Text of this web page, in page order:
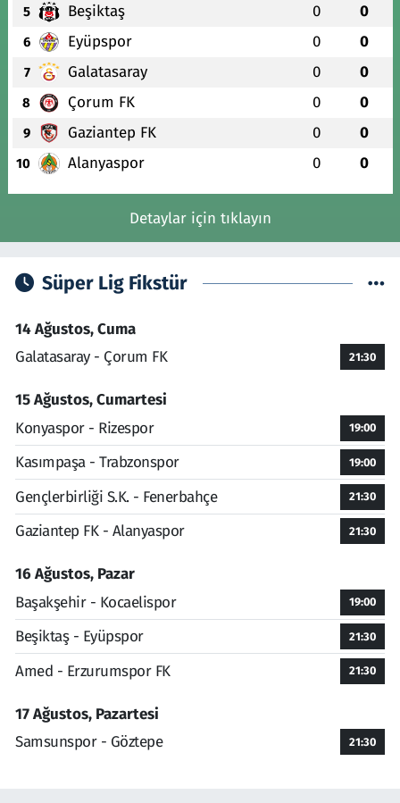
5 Beşiktaş 0 0
6 Eyüpspor 0 0
7 Galatasaray 0 0
8 Çorum FK 0 0
9 Gaziantep FK 0 0
10 Alanyaspor 0 0
Detaylar için tıklayın
Süper Lig Fikstür
14 Ağustos, Cuma
Galatasaray - Çorum FK
21:30
15 Ağustos, Cumartesi
Konyaspor - Rizespor
19:00
Kasımpaşa - Trabzonspor 19:00
Gençlerbirliği S.K. - Fenerbahçe 21:30
Gaziantep FK - Alanyaspor 21:30
16 Ağustos, Pazar
Başakşehir - Kocaelispor
19:00
Beşiktaş - Eyüpspor 21:30
Amed - Erzurumspor FK 21:30
17 Ağustos, Pazartesi
Samsunspor - Göztepe
21:30